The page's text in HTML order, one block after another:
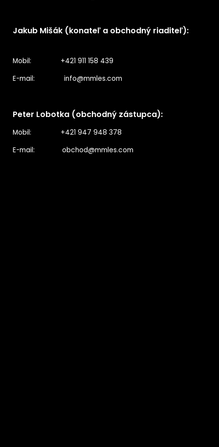
Jakub Mišák (konateľ a obchodný riaditeľ):
Mobil: +421 911 158 439
E-mail:info@mmles.com
Peter Lobotka (obchodný zástupca):
Mobil: +421 947 948 378
E-mail: obchod@mmles.com